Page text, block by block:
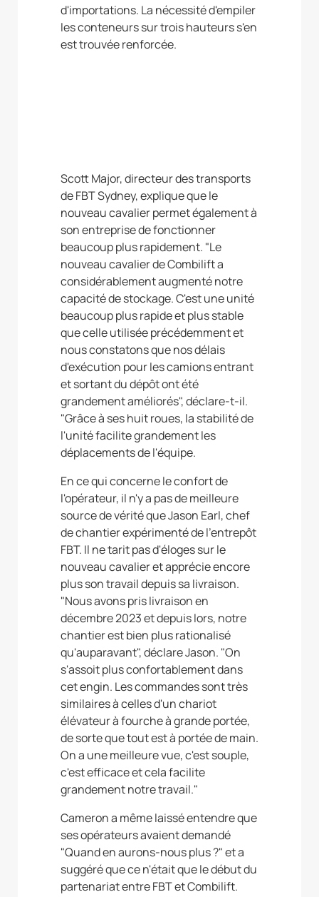
d'importations. La nécessité d'empiler
les conteneurs sur trois hauteurs s'en
est trouvée renforcée.
Scott Major, directeur des transports
de FBT Sydney, explique que le
nouveau cavalier permet également à
son entreprise de fonctionner
beaucoup plus rapidement. "Le
nouveau cavalier de Combilift a
considérablement augmenté notre
capacité de stockage. C'est une unité
beaucoup plus rapide et plus stable
que celle utilisée précédemment et
nous constatons que nos délais
d'exécution pour les camions entrant
et sortant du dépôt ont été
grandement améliorés", déclare-t-il.
"Grâce à ses huit roues, la stabilité de
l'unité facilite grandement les
déplacements de l'équipe.
En ce qui concerne le confort de
l'opérateur, il n'y a pas de meilleure
source de vérité que Jason Earl, chef
de chantier expérimenté de l'entrepôt
FBT. Il ne tarit pas d'éloges sur le
nouveau cavalier et apprécie encore
plus son travail depuis sa livraison.
"Nous avons pris livraison en
décembre 2023 et depuis lors, notre
chantier est bien plus rationalisé
qu'auparavant", déclare Jason. "On
s'assoit plus confortablement dans
cet engin. Les commandes sont très
similaires à celles d'un chariot
élévateur à fourche à grande portée,
de sorte que tout est à portée de main.
On a une meilleure vue, c'est souple,
c'est efficace et cela facilite
grandement notre travail."
Cameron a même laissé entendre que
ses opérateurs avaient demandé
"Quand en aurons-nous plus ?" et a
suggéré que ce n'était que le début du
partenariat entre FBT et Combilift.